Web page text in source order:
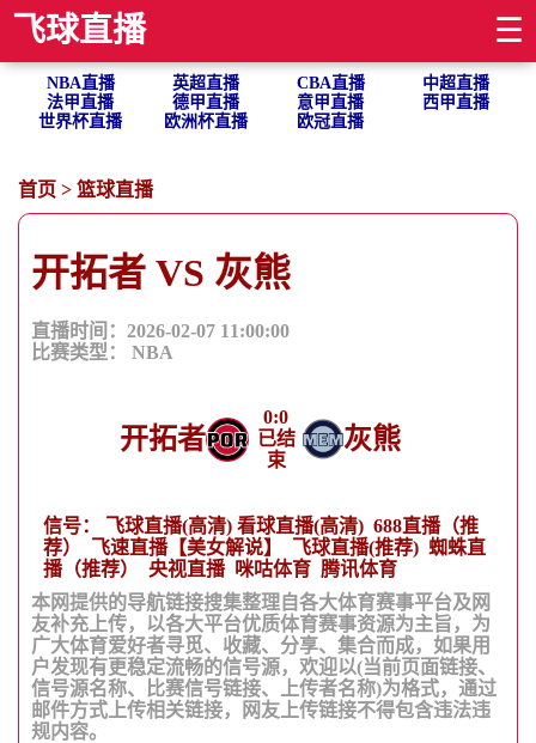
飞球直播 ☰
NBA直播 英超直播 CBA直播
中超直播
法甲直播
德甲直播 意甲直播
西甲直播
世界杯直播
欧洲杯直播 欧冠直播
首页 > 篮球直播
开拓者 VS 灰熊
直播时间：2026-02-07 11:00:00
比赛类型： NBA
开拓者
0:0
已结
束
灰熊
信号： 飞球直播(高清) 看球直播(高清) 688直播（推
荐）
飞速直播【美女解说】 飞球直播(推荐) 蜘蛛直
播（推荐）
央视直播 咪咕体育 腾讯体育
本网提供的导航链接搜集整理自各大体育赛事平台及网
友补充上传，以各大平台优质体育赛事资源为主旨，为
广大体育爱好者寻觅、收藏、分享、集合而成，如果用
户发现有更稳定流畅的信号源，欢迎以(当前页面链接、
信号源名称、比赛信号链接、上传者名称)为格式，通过
邮件方式上传相关链接，网友上传链接不得包含违法违
规内容。